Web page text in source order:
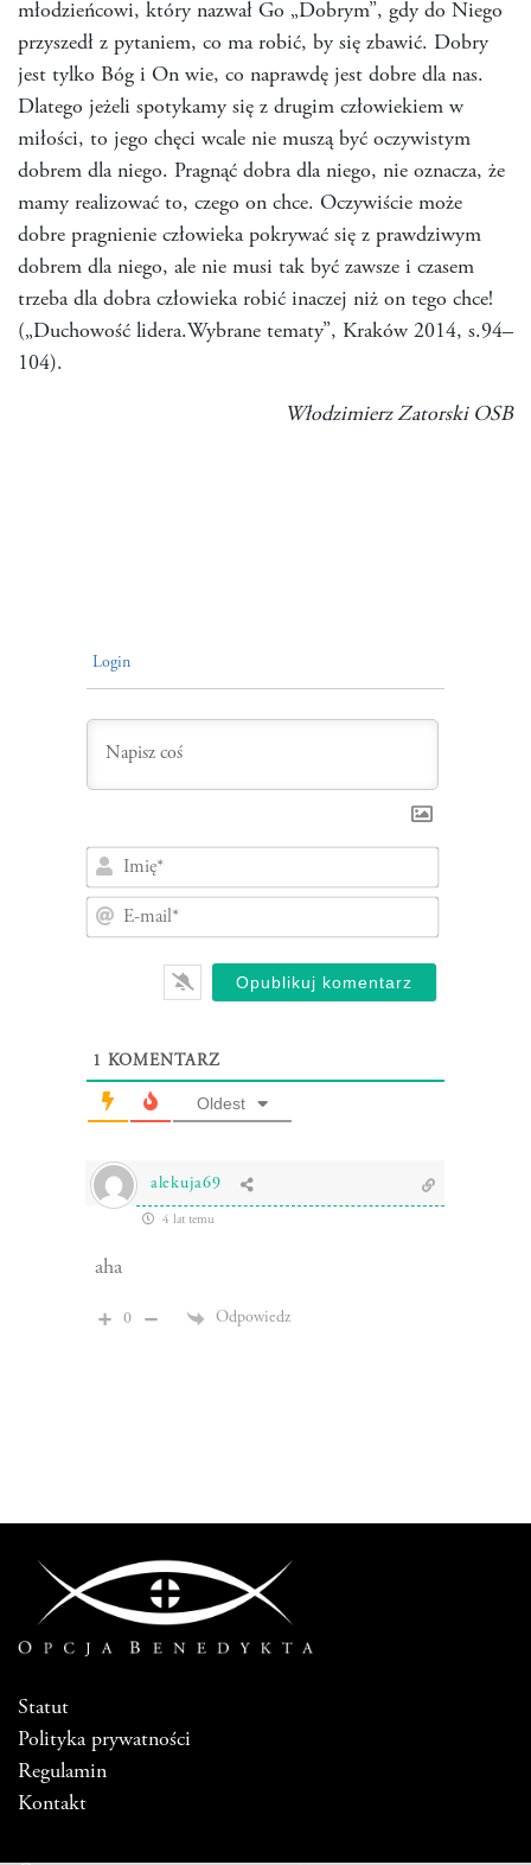
młodzieńcowi, który nazwał Go „Dobrym”, gdy do Niego
przyszedł z pytaniem, co ma robić, by się zbawić. Dobry
jest tylko Bóg i On wie, co naprawdę jest dobre dla nas.
Dlatego jeżeli spotykamy się z drugim człowiekiem w
miłości, to jego chęci wcale nie muszą być oczywistym
dobrem dla niego. Pragnąć dobra dla niego, nie oznacza, że
mamy realizować to, czego on chce. Oczywiście może
dobre pragnienie człowieka pokrywać się z prawdziwym
dobrem dla niego, ale nie musi tak być zawsze i czasem
trzeba dla dobra człowieka robić inaczej niż on tego chce!
(„Duchowość lidera.Wybrane tematy”, Kraków 2014, s.94–
104).
Włodzimierz Zatorski OSB
Login
mail*
1 KOMENTARZ
Oldest
alekuja69
4 lat temu
aha
0 Odpowiedz
Statut
Polityka prywatności
Regulamin
Kontakt